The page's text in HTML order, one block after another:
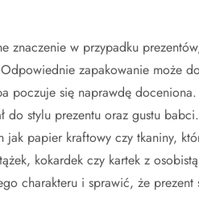
znaczenie w przypadku
zapakowanie może
poczuje się naprawdę
do stylu prezentu oraz gustu
jak papier kraftowy czy tkaniny,
kokardek czy kartek z
charakteru i sprawić, że